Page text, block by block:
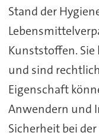
Stand der
Kunststoffen.
und sind
Eigenschaft
Anwendern und
Sicherheit bei